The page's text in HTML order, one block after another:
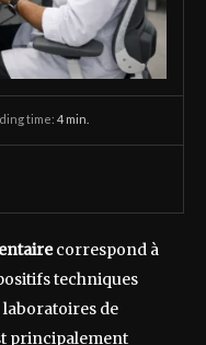
time: 4 min.
correspond à
techniques
de
principalement